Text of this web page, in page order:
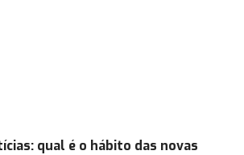
qual é o hábito das novas